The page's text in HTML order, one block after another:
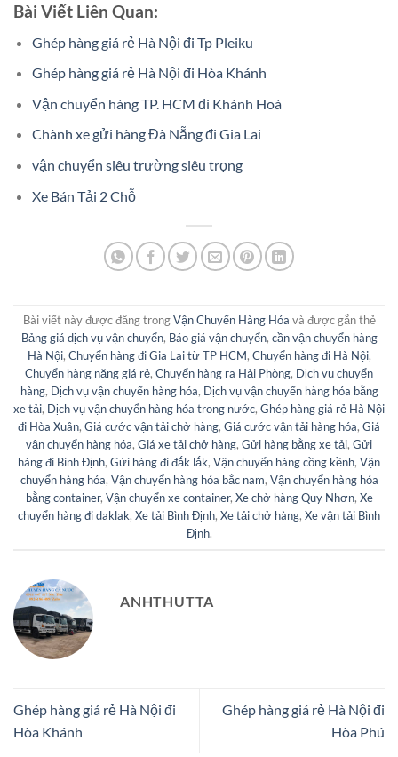
Bài Viết Liên Quan:
Ghép hàng giá rẻ Hà Nội đi Tp Pleiku
Ghép hàng giá rẻ Hà Nội đi Hòa Khánh
Vận chuyển hàng TP. HCM đi Khánh Hoà
Chành xe gửi hàng Đà Nẵng đi Gia Lai
vận chuyển siêu trường siêu trọng
Xe Bán Tải 2 Chỗ
Bài viết này được đăng trongVận Chuyển Hàng Hóa và được gắn thẻ
Bảng giá dịch vụ vận chuyển, Báo giá vận chuyển, cần vận chuyển hàng
Hà Nội, Chuyển hàng đi Gia Lai từ TP HCM, Chuyển hàng đi Hà Nội,
Chuyển hàng nặng giá rẻ, Chuyển hàng ra Hải Phòng, Dịch vụ chuyển
hàng, Dịch vụ vận chuyển hàng hóa, Dịch vụ vận chuyển hàng hóa bằng
xe tải, Dịch vụ vận chuyển hàng hóa trong nước, Ghép hàng giá rẻ Hà Nội
đi Hòa Xuân, Giá cước vận tải chở hàng, Giá cước vận tải hàng hóa, Giá
vận chuyển hàng hóa, Giá xe tải chở hàng, Gửi hàng bằng xe tải, Gửi
hàng đi Bình Định, Gửi hàng đi đắk lắk, Vận chuyển hàng cồng kềnh, Vận
chuyển hàng hóa, Vận chuyển hàng hóa bắc nam, Vận chuyển hàng hóa
bằng container, Vận chuyển xe container, Xe chở hàng Quy Nhơn, Xe
chuyển hàng đi daklak, Xe tải Bình Định, Xe tải chở hàng, Xe vận tải Bình
Định.
ANHTHUTTA
Ghép hàng giá rẻ Hà Nội đi
Hòa Khánh
Ghép hàng giá rẻ Hà Nội đi
Hòa Phú